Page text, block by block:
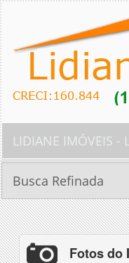
LIDIANE IMÓVEIS
Busca Refinada
Fotos do